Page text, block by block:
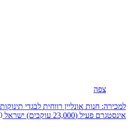
צפה
למכירה: חנות אונליין רווחית לבגדי
אינסטגרם פעיל (23,000 עוקבים)
ישראל